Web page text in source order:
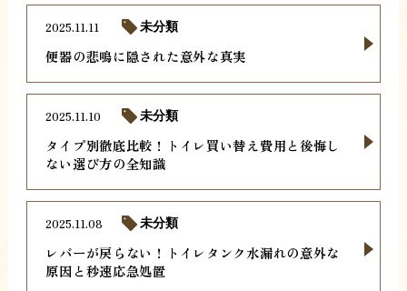
便器の悲鳴に隠された意外な真実
2025.11.11 未分類
タイプ別徹底比較！トイレ買い替え費用と後悔し
ない選び方の全知識
2025.11.10 未分類
レバーが戻らない！トイレタンク水漏れの意外な
原因と秒速応急処置
2025.11.08 未分類